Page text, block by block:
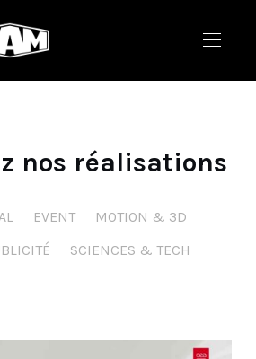
nos réalisations
EVENT
MOTION & 3D
SCIENCES & TECH